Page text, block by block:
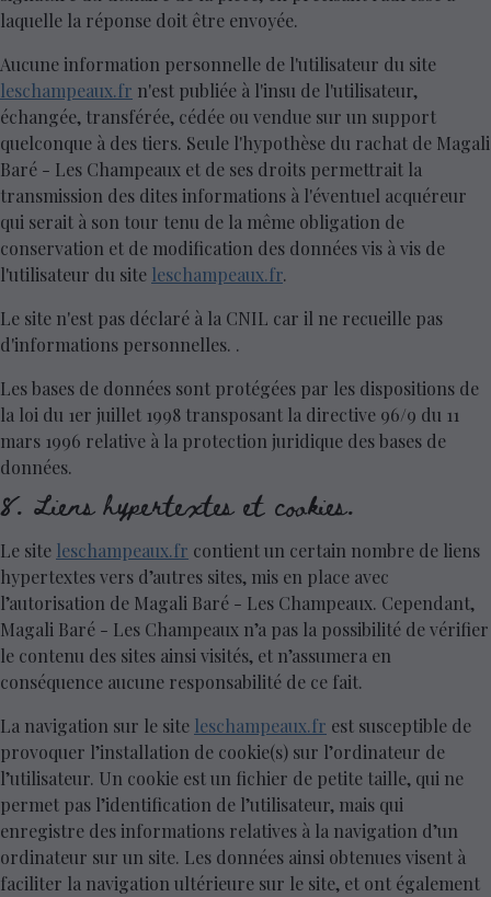
laquelle la réponse doit être envoyée.
Aucune information personnelle de l'utilisateur du site
leschampeaux.fr n'est publiée à l'insu de l'utilisateur,
échangée, transférée, cédée ou vendue sur un support
quelconque à des tiers. Seule l'hypothèse du rachat de Magali
Baré - Les Champeaux et de ses droits permettrait la
transmission des dites informations à l'éventuel acquéreur
qui serait à son tour tenu de la même obligation de
conservation et de modification des données vis à vis de
l'utilisateur du site leschampeaux.fr.
Le site n'est pas déclaré à la CNIL car il ne recueille pas
d'informations personnelles. .
Les bases de données sont protégées par les dispositions de
la loi du 1er juillet 1998 transposant la directive 96/9 du 11
mars 1996 relative à la protection juridique des bases de
données.
8. Liens hypertextes et cookies.
Le site leschampeaux.fr contient un certain nombre de liens
hypertextes vers d’autres sites, mis en place avec
l’autorisation de Magali Baré - Les Champeaux. Cependant,
Magali Baré - Les Champeaux n’a pas la possibilité de vérifier
le contenu des sites ainsi visités, et n’assumera en
conséquence aucune responsabilité de ce fait.
La navigation sur le site leschampeaux.fr est susceptible de
provoquer l’installation de cookie(s) sur l’ordinateur de
l’utilisateur. Un cookie est un fichier de petite taille, qui ne
permet pas l’identification de l’utilisateur, mais qui
enregistre des informations relatives à la navigation d’un
ordinateur sur un site. Les données ainsi obtenues visent à
faciliter la navigation ultérieure sur le site, et ont également